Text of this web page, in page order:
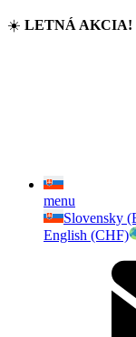
☀️ LETNÁ AKCIA!
menu
Slovensky
English (CHF)